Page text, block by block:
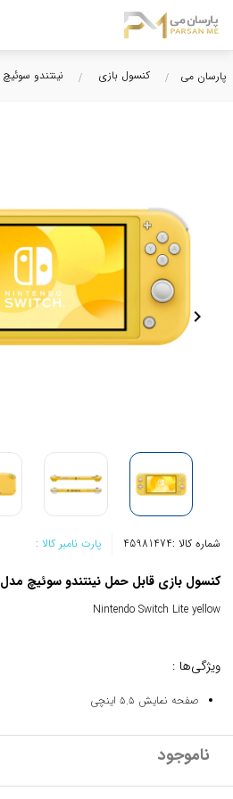
پارسان می کنسول بازی نینتندو سوئیچ
chevron_right
شماره کالا :45981474 پارت نامبر کالا :
کنسول بازی قابل حمل نینتندو سوئیچ مدل Lite زرد
Nintendo Switch Lite yellow
ویژگی‌ها :
صفحه نمایش ۵.۵ اینچی